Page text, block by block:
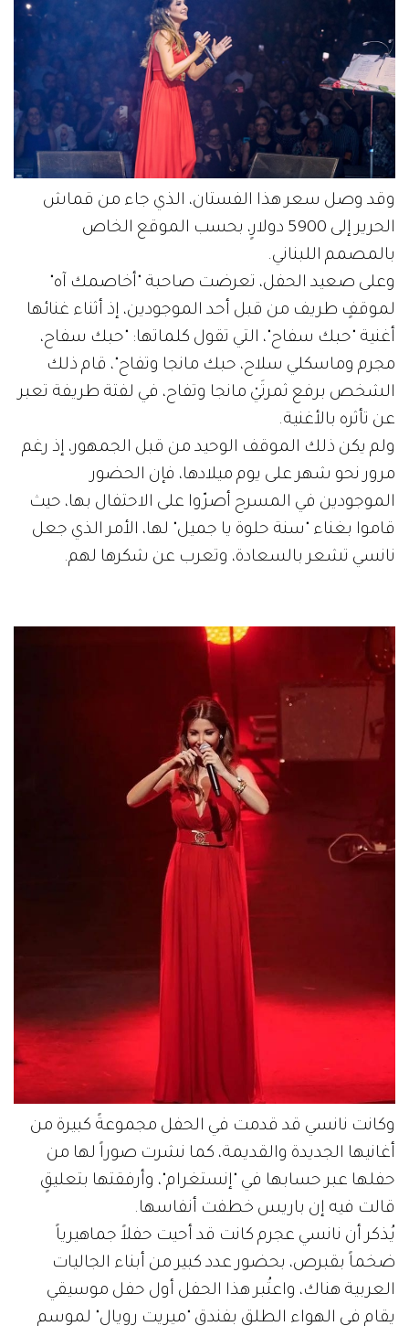
وقد وصل سعر هذا الفستان، الذي جاء من قماش
الحرير إلى 5900 دولارٍ، بحسب الموقع الخاص
بالمصمم اللبناني.
وعلى صعيد الحفل، تعرضت صاحبة "أخاصمك آه"
لموقفٍ طريف من قبل أحد الموجودين، إذ أثناء غنائها
أغنية "حبك سفاح"، التي تقول كلماتها: "حبك سفاح،
مجرم وماسكلي سلاح، حبك مانجا وتفاح"، قام ذلك
الشخص برفع ثمرتَيْ مانجا وتفاح، في لفتة طريفة تعبر
عن تأثره بالأغنية.
ولم يكن ذلك الموقف الوحيد من قبل الجمهور، إذ رغم
مرور نحو شهر على يوم ميلادها، فإن الحضور
الموجودين في المسرح أصرّوا على الاحتفال بها، حيث
قاموا بغناء "سنة حلوة يا جميل" لها، الأمر الذي جعل
نانسي تشعر بالسعادة، وتعرب عن شكرها لهم.
وكانت نانسي قد قدمت في الحفل مجموعةً كبيرة من
أغانيها الجديدة والقديمة، كما نشرت صوراً لها من
حفلها عبر حسابها في "إنستغرام"، وأرفقتها بتعليقٍ
قالت فيه إن باريس خطفت أنفاسها.
يُذكر أن نانسي عجرم كانت قد أحيت حفلاً جماهيرياً
ضخماً بقبرص، بحضور عدد كبير من أبناء الجاليات
العربية هناك، واعتُبر هذا الحفل أول حفل موسيقي
يقام في الهواء الطلق بفندق "ميريت رويال" لموسم